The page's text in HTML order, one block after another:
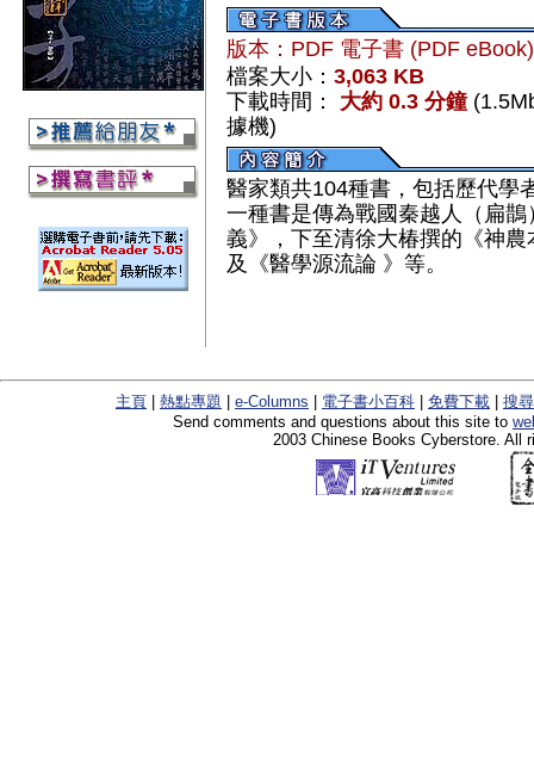
版本：PDF 電子書 (PDF
檔案大小： 3,063 KB
下載時間：
大約 0.3 分鐘
據機)
醫家類共104種書，包括歷代學
一種書是傳為戰國秦越人（扁
義》，下至清徐大椿撰的《神
及《醫學源流論 》等。
主頁 熱點專題 e-Columns 電子書小百科 免費下載
搜
Send comments and questions about this site to
2003 Chinese Books Cyberstore. All